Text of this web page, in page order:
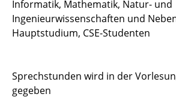
Informatik, Mathematik, Natur- und
Ingenieurwissenschaften und
Hauptstudium, CSE-Studenten
Sprechstunden wird in der
gegeben